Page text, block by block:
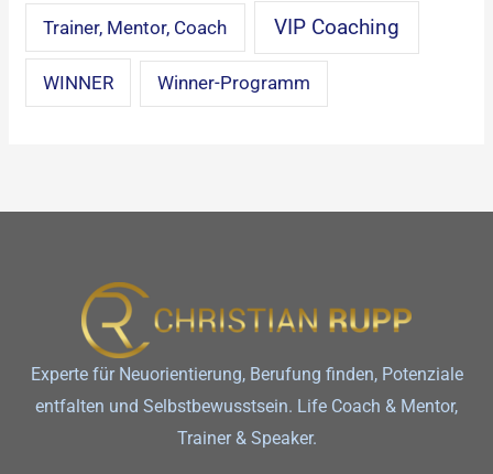
Trainer, Mentor, Coach VIP Coaching
WINNER Winner-Programm
Experte für Neuorientierung, Berufung finden, Potenziale
entfalten und Selbstbewusstsein. Life Coach & Mentor,
Trainer & Speaker.